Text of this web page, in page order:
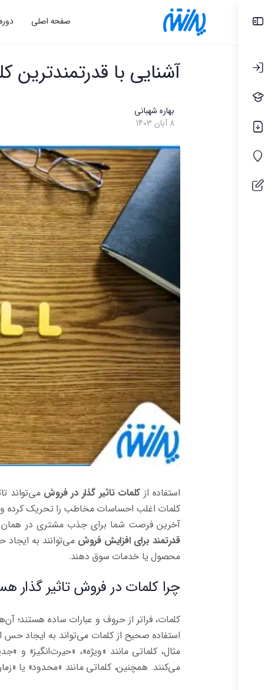
صفحه اصلی
آشنایی با قدرتمندترین
بهاره شهبانی
8 آبان 1403
استفاده از کلمات تاثیر گذار در فروش می‌تواند
کلمات اغلب احساسات مخاطب را تحریک کرده و
آخرین فرصت شما برای جذب مشتری در همان
قدرتمند برای افزایش فروش می‌توانند به
محصول یا خدمات سوق دهند.
چرا کلمات در فروش تاثیر گذار
کلمات، فراتر از حروف و عبارات ساده هستند؛
استفاده صحیح از کلمات می‌تواند به ایجاد حس
مثال، کلماتی مانند «ویژه»، «حیرت‌انگیز»
می‌کنند. همچنین، کلماتی مانند «محدود» یا